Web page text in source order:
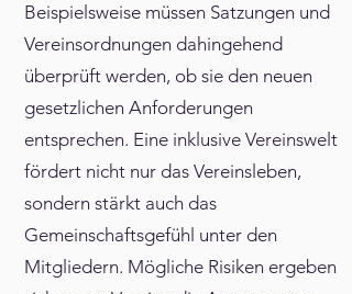
Beispielsweise müssen Satzungen und
Vereinsordnungen dahingehend
überprüft werden, ob sie den neuen
gesetzlichen Anforderungen
entsprechen. Eine inklusive Vereinswelt
fördert nicht nur das Vereinsleben,
sondern stärkt auch das
Gemeinschaftsgefühl unter den
Mitgliedern. Mögliche Risiken ergeben